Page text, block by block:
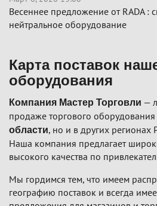
Весеннее предложение от RADA :
нейтральное оборудование
Карта поставок
оборудования
Компания Мастер Торговли —
продаже торгового оборудования
области, но и в других
Наша компания предлагает
высокого качества по
Мы гордимся тем, что имеем
географию поставок и всегда